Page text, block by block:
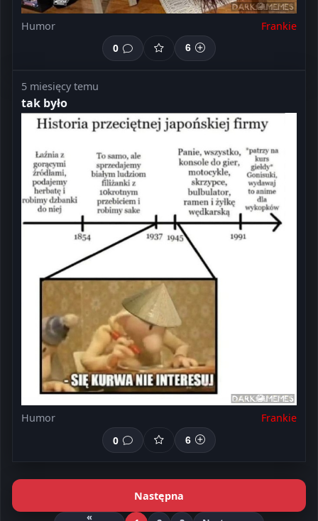
Humor
Frankie
0
6
5 miesięcy temu
tak było
Humor
Frankie
0
6
Następna
«